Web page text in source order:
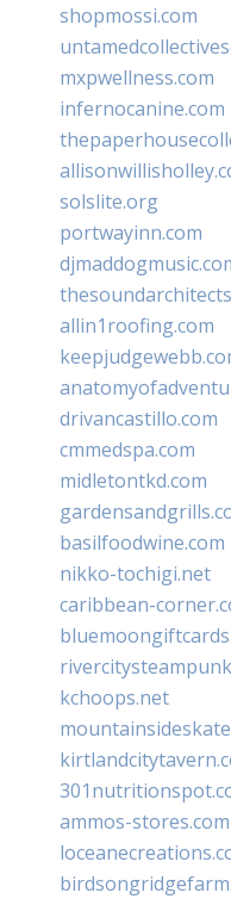
shopmossi.com
mxpwellness.com
infernocanine.com
solslite.org
portwayinn.com
allin1roofing.com
drivancastillo.com
cmmedspa.com
midletontkd.com
basilfoodwine.com
nikko-tochigi.net
caribbean-
kchoops.net
ammos-stores.com